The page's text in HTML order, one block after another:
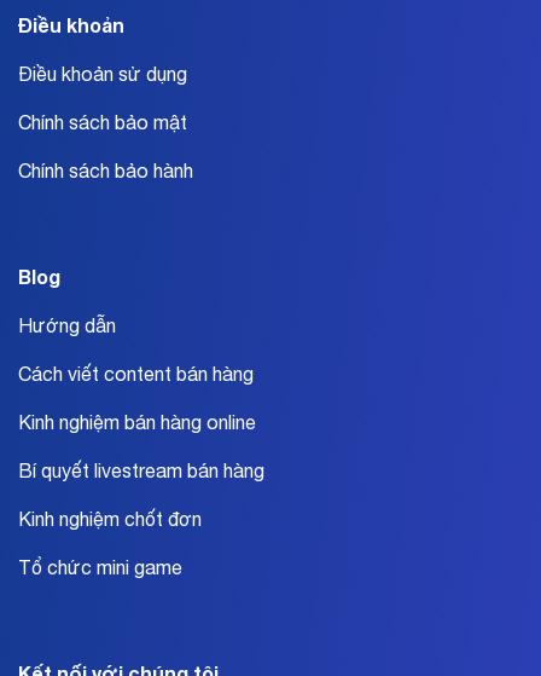
Điều khoản
Điều khoản sử dụng
Chính sách bảo mật
Chính sách bảo hành
Blog
Hướng dẫn
Cách viết content bán hàng
Kinh nghiệm bán hàng online
Bí quyết livestream bán hàng
Kinh nghiệm chốt đơn
Tổ chức mini game